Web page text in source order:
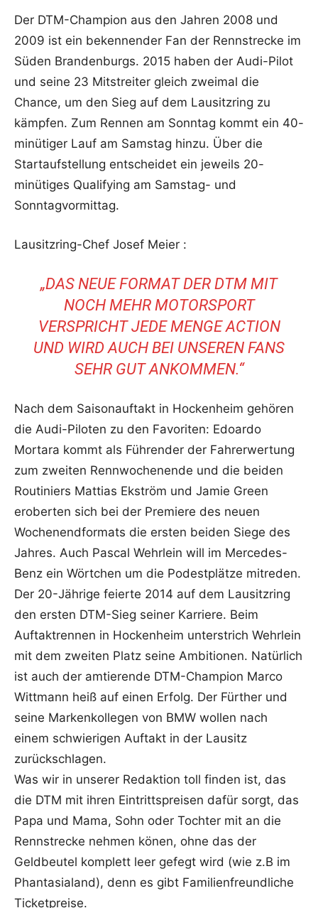
Der DTM-Champion aus den Jahren 2008 und
2009 ist ein bekennender Fan der Rennstrecke im
Süden Brandenburgs. 2015 haben der Audi-Pilot
und seine 23 Mitstreiter gleich zweimal die
Chance, um den Sieg auf dem Lausitzring zu
kämpfen. Zum Rennen am Sonntag kommt ein 40-
minütiger Lauf am Samstag hinzu. Über die
Startaufstellung entscheidet ein jeweils 20-
minütiges Qualifying am Samstag- und
Sonntagvormittag.
Lausitzring-Chef Josef Meier :
„DAS NEUE FORMAT DER DTM MIT
NOCH MEHR MOTORSPORT
VERSPRICHT JEDE MENGE ACTION
UND WIRD AUCH BEI UNSEREN FANS
SEHR GUT ANKOMMEN.“
Nach dem Saisonauftakt in Hockenheim gehören
die Audi-Piloten zu den Favoriten: Edoardo
Mortara kommt als Führender der Fahrerwertung
zum zweiten Rennwochenende und die beiden
Routiniers Mattias Ekström und Jamie Green
eroberten sich bei der Premiere des neuen
Wochenendformats die ersten beiden Siege des
Jahres. Auch Pascal Wehrlein will im Mercedes-
Benz ein Wörtchen um die Podestplätze mitreden.
Der 20-Jährige feierte 2014 auf dem Lausitzring
den ersten DTM-Sieg seiner Karriere. Beim
Auftaktrennen in Hockenheim unterstrich Wehrlein
mit dem zweiten Platz seine Ambitionen. Natürlich
ist auch der amtierende DTM-Champion Marco
Wittmann heiß auf einen Erfolg. Der Fürther und
seine Markenkollegen von BMW wollen nach
einem schwierigen Auftakt in der Lausitz
zurückschlagen.
Was wir in unserer Redaktion toll finden ist, das
die DTM mit ihren Eintrittspreisen dafür sorgt, das
Papa und Mama, Sohn oder Tochter mit an die
Rennstrecke nehmen könen, ohne das der
Geldbeutel komplett leer gefegt wird (wie z.B im
Phantasialand), denn es gibt Familienfreundliche
Ticketpreise.